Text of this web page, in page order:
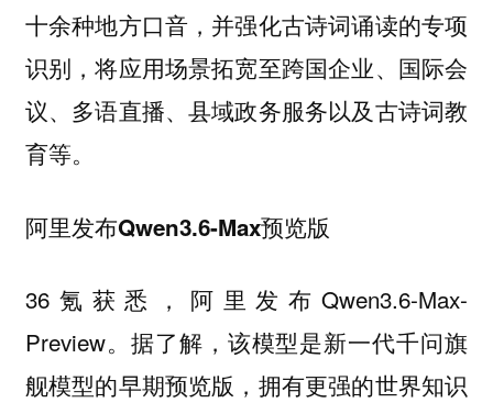
十余种地方口音，并强化古诗词诵读的专项
识别，将应用场景拓宽至跨国企业、国际会
议、多语直播、县域政务服务以及古诗词教
育等。
阿里发布Qwen3.6-Max预览版
36氪获悉，阿里发布Qwen3.6-Max-
Preview。据了解，该模型是新一代千问旗
舰模型的早期预览版，拥有更强的世界知识